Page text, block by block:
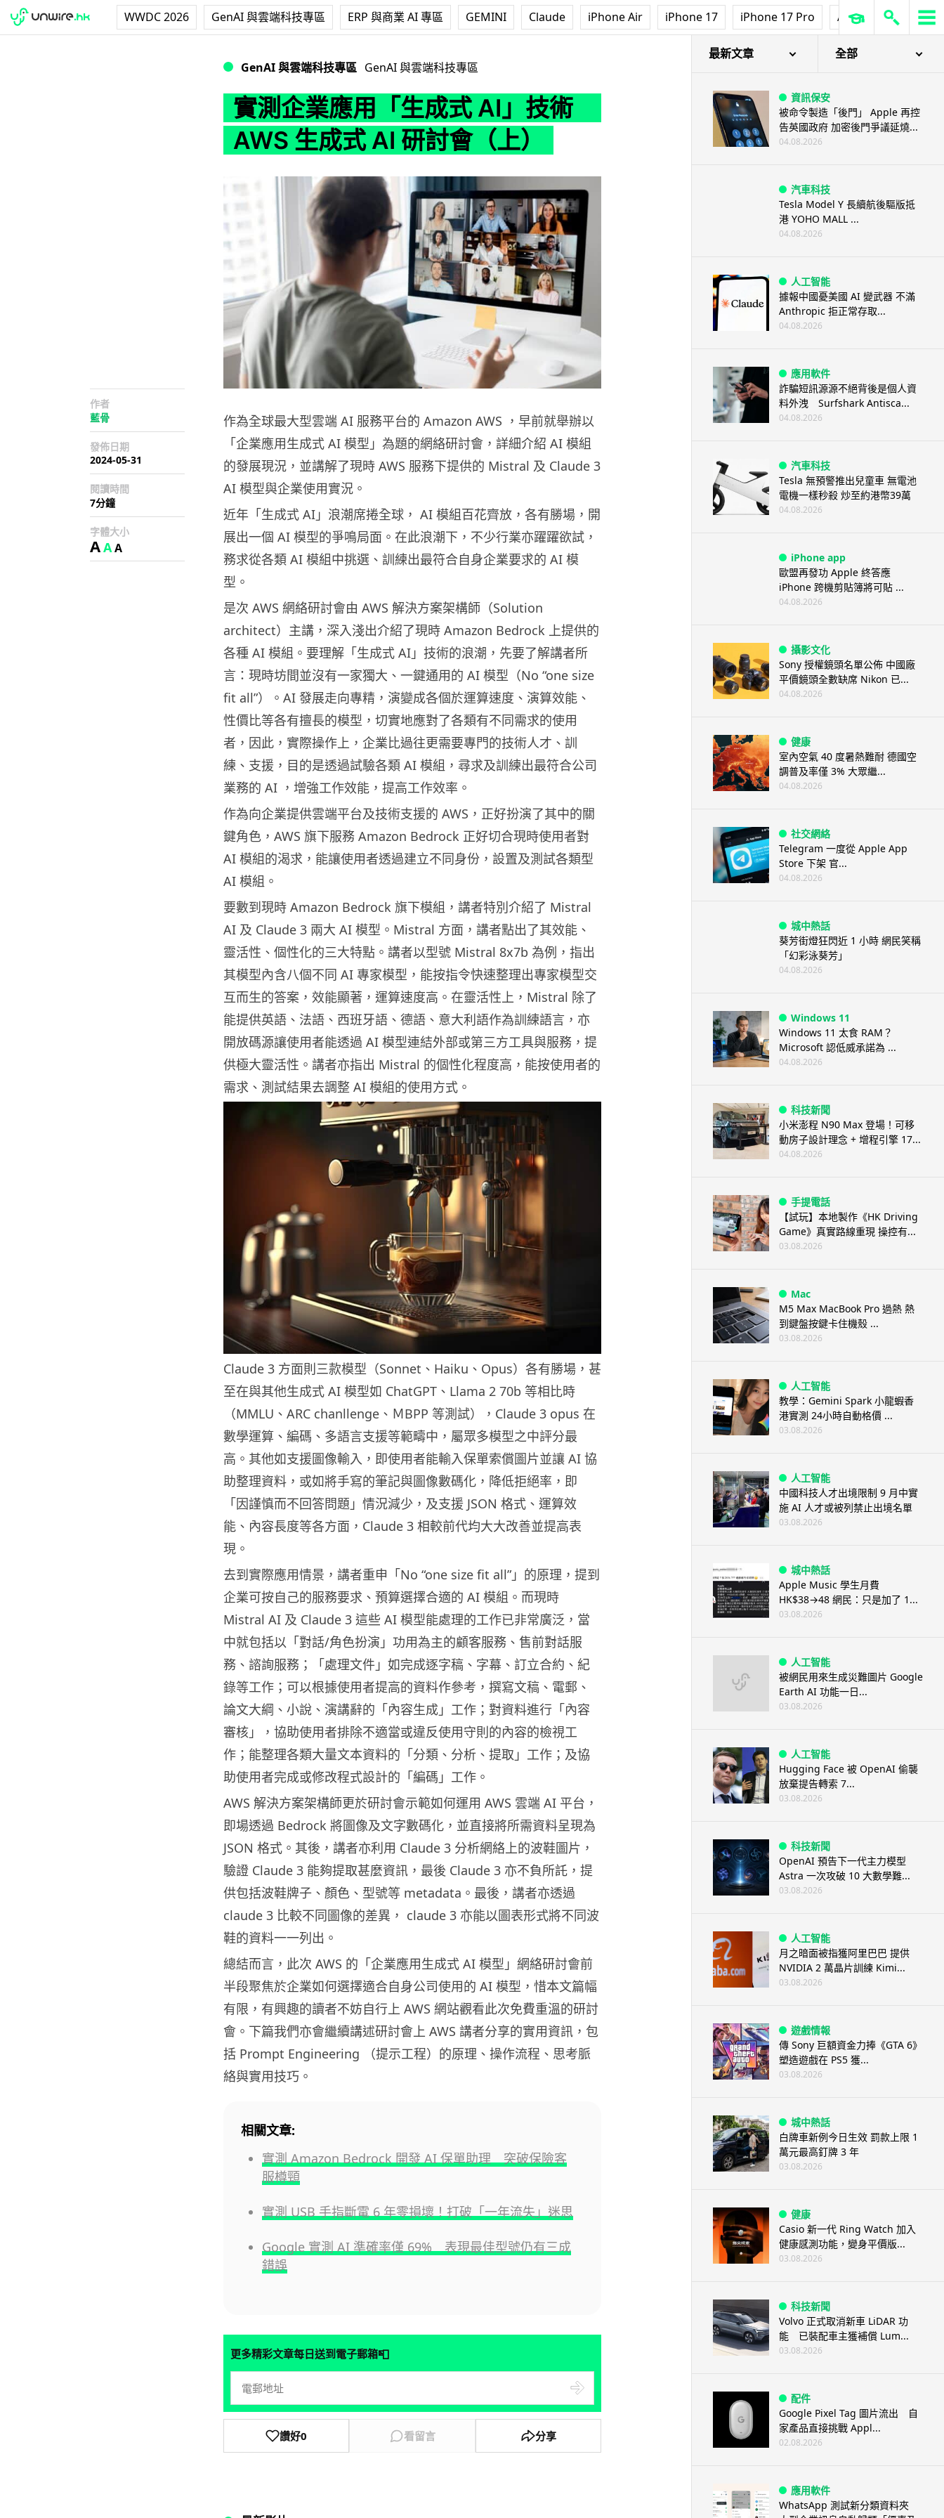
WWDC 2026 GenAI 與雲端科技專區 ERP 與商業 AI 專區 GEMINI Claude iPhone Air iPhone 17 iPhone 17 Pro AirPods Pro 3
GenAI 與雲端科技專區 GenAI 與雲端科技專區
實測企業應用「生成式 AI」技術
AWS 生成式 AI 研討會（上）
作者
藍骨
發佈日期
2024-05-31
閱讀時間
7分鐘
字體大小
AAA
作為全球最大型雲端 AI 服務平台的 Amazon AWS ，早前就舉辦以
「企業應用生成式 AI 模型」為題的網絡研討會，詳細介紹 AI 模組
的發展現況，並講解了現時 AWS 服務下提供的 Mistral 及 Claude 3
AI 模型與企業使用實況。
近年「生成式 AI」浪潮席捲全球， AI 模組百花齊放，各有勝場，開
展出一個 AI 模型的爭鳴局面。在此浪潮下，不少行業亦躍躍欲試，
務求從各類 AI 模組中挑選、訓練出最符合自身企業要求的 AI 模
型。
是次 AWS 網絡研討會由 AWS 解決方案架構師（Solution
architect）主講，深入淺出介紹了現時 Amazon Bedrock 上提供的
各種 AI 模組。要理解「生成式 AI」技術的浪潮，先要了解講者所
言：現時坊間並沒有一家獨大、一鍵通用的 AI 模型（No “one size
fit all”）。AI 發展走向專精，演變成各個於運算速度、演算效能、
性價比等各有擅長的模型，切實地應對了各類有不同需求的使用
者，因此，實際操作上，企業比過往更需要專門的技術人才、訓
練、支援，目的是透過試驗各類 AI 模組，尋求及訓練出最符合公司
業務的 AI ，增強工作效能，提高工作效率。
作為向企業提供雲端平台及技術支援的 AWS，正好扮演了其中的關
鍵角色，AWS 旗下服務 Amazon Bedrock 正好切合現時使用者對
AI 模組的渴求，能讓使用者透過建立不同身份，設置及測試各類型
AI 模組。
要數到現時 Amazon Bedrock 旗下模組，講者特別介紹了 Mistral
AI 及 Claude 3 兩大 AI 模型。Mistral 方面，講者點出了其效能、
靈活性、個性化的三大特點。講者以型號 Mistral 8x7b 為例，指出
其模型內含八個不同 AI 專家模型，能按指令快速整理出專家模型交
互而生的答案，效能顯著，運算速度高。在靈活性上，Mistral 除了
能提供英語、法語、西班牙語、德語、意大利語作為訓練語言，亦
開放碼源讓使用者能透過 AI 模型連結外部或第三方工具與服務，提
供極大靈活性。講者亦指出 Mistral 的個性化程度高，能按使用者的
需求、測試結果去調整 AI 模組的使用方式。
Claude 3 方面則三款模型（Sonnet、Haiku、Opus）各有勝場，甚
至在與其他生成式 AI 模型如 ChatGPT、Llama 2 70b 等相比時
（MMLU、ARC chanllenge、ＭBPP 等測試），Claude 3 opus 在
數學運算、編碼、多語言支援等範疇中，屬眾多模型之中評分最
高。其他如支援圖像輸入，即使用者能輸入保單索償圖片並讓 AI 協
助整理資料，或如將手寫的筆記與圖像數碼化，降低拒絕率，即
「因謹慎而不回答問題」情況減少，及支援 JSON 格式、運算效
能、內容長度等各方面，Claude 3 相較前代均大大改善並提高表
現。
去到實際應用情景，講者重申「No “one size fit all”」的原理，提到
企業可按自己的服務要求、預算選擇合適的 AI 模組。而現時
Mistral AI 及 Claude 3 這些 AI 模型能處理的工作已非常廣泛，當
中就包括以「對話/角色扮演」功用為主的顧客服務、售前對話服
務、諮詢服務；「處理文件」如完成逐字稿、字幕、訂立合約、紀
錄等工作；可以根據使用者提高的資料作參考，撰寫文稿、電郵、
論文大綱、小說、演講辭的「內容生成」工作；對資料進行「內容
審核」，協助使用者排除不適當或違反使用守則的內容的檢視工
作；能整理各類大量文本資料的「分類、分析、提取」工作；及協
助使用者完成或修改程式設計的「編碼」工作。
AWS 解決方案架構師更於研討會示範如何運用 AWS 雲端 AI 平台，
即場透過 Bedrock 將圖像及文字數碼化，並直接將所需資料呈現為
JSON 格式。其後，講者亦利用 Claude 3 分析網絡上的波鞋圖片，
驗證 Claude 3 能夠提取甚麼資訊，最後 Claude 3 亦不負所託，提
供包括波鞋牌子、顏色、型號等 metadata。最後，講者亦透過
claude 3 比較不同圖像的差異， claude 3 亦能以圖表形式將不同波
鞋的資料一一列出。
總結而言，此次 AWS 的「企業應用生成式 AI 模型」網絡研討會前
半段聚焦於企業如何選擇適合自身公司使用的 AI 模型，惜本文篇幅
有限，有興趣的讀者不妨自行上 AWS 網站觀看此次免費重溫的研討
會。下篇我們亦會繼續講述研討會上 AWS 講者分享的實用資訊，包
括 Prompt Engineering （提示工程）的原理、操作流程、思考脈
絡與實用技巧。
相關文章:
實測 Amazon Bedrock 開發 AI 保單助理 突破保險客
服樽頸
實測 USB 手指斷電 6 年零損壞！打破「一年流失」迷思
Google 實測 AI 準確率僅 69% 表現最佳型號仍有三成
錯誤
更多精彩文章每日送到電子郵箱📮
讚好0 看留言 分享
最新文章 全部
資訊保安
被命令製造「後門」 Apple 再控
告英國政府 加密後門爭議延燒...
04.08.2026
汽車科技
Tesla Model Y 長續航後驅版抵
港 YOHO MALL ...
04.08.2026
人工智能
據報中國憂美國 AI 變武器 不滿
Anthropic 拒正常存取...
04.08.2026
應用軟件
詐騙短訊源源不絕背後是個人資
料外洩 Surfshark Antisca...
04.08.2026
汽車科技
Tesla 無預警推出兒童車 無電池
電機一樣秒殺 炒至約港幣39萬
04.08.2026
iPhone app
歐盟再發功 Apple 終答應
iPhone 跨機剪貼簿將可貼 ...
04.08.2026
攝影文化
Sony 授權鏡頭名單公佈 中國廠
平價鏡頭全數缺席 Nikon 已...
04.08.2026
健康
室內空氣 40 度暑熱難耐 德國空
調普及率僅 3% 大眾繼...
04.08.2026
社交網絡
Telegram 一度從 Apple App
Store 下架 官...
04.08.2026
城中熱話
葵芳街燈狂閃近 1 小時 網民笑稱
「幻彩泳葵芳」
04.08.2026
Windows 11
Windows 11 太食 RAM？
Microsoft 認低威承諾為 ...
04.08.2026
科技新聞
小米澎程 N90 Max 登場！可移
動房子設計理念 + 增程引擎 17...
04.08.2026
手提電話
【試玩】本地製作《HK Driving
Game》真實路線重現 操控有...
03.08.2026
Mac
M5 Max MacBook Pro 過熱 熱
到鍵盤按鍵卡住機殼 ...
03.08.2026
人工智能
教學：Gemini Spark 小龍蝦香
港實測 24小時自動格價 ...
03.08.2026
人工智能
中國科技人才出境限制 9 月中實
施 AI 人才或被列禁止出境名單
03.08.2026
城中熱話
Apple Music 學生月費
HK$38→48 網民：只是加了 1...
03.08.2026
人工智能
被網民用來生成災難圖片 Google
Earth AI 功能一日...
03.08.2026
人工智能
Hugging Face 被 OpenAI 偷襲
放棄提告轉索 7...
03.08.2026
科技新聞
OpenAI 預告下一代主力模型
Astra 一次攻破 10 大數學難...
03.08.2026
人工智能
月之暗面被指獲阿里巴巴 提供
NVIDIA 2 萬晶片訓練 Kimi...
03.08.2026
遊戲情報
傳 Sony 巨額資金力捧《GTA 6》
塑造遊戲在 PS5 獲...
03.08.2026
城中熱話
白牌車新例今日生效 罰款上限 1
萬元最高釘牌 3 年
03.08.2026
健康
Casio 新一代 Ring Watch 加入
健康感測功能，變身平價版...
03.08.2026
科技新聞
Volvo 正式取消新車 LiDAR 功
能 已裝配車主獲補償 Lum...
03.08.2026
配件
Google Pixel Tag 圖片流出 自
家產品直接挑戰 Appl...
02.08.2026
應用軟件
WhatsApp 測試新分類資料夾